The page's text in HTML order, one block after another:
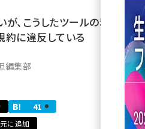
、こうしたツールの利用
約に違反している
編集部
41
に追加